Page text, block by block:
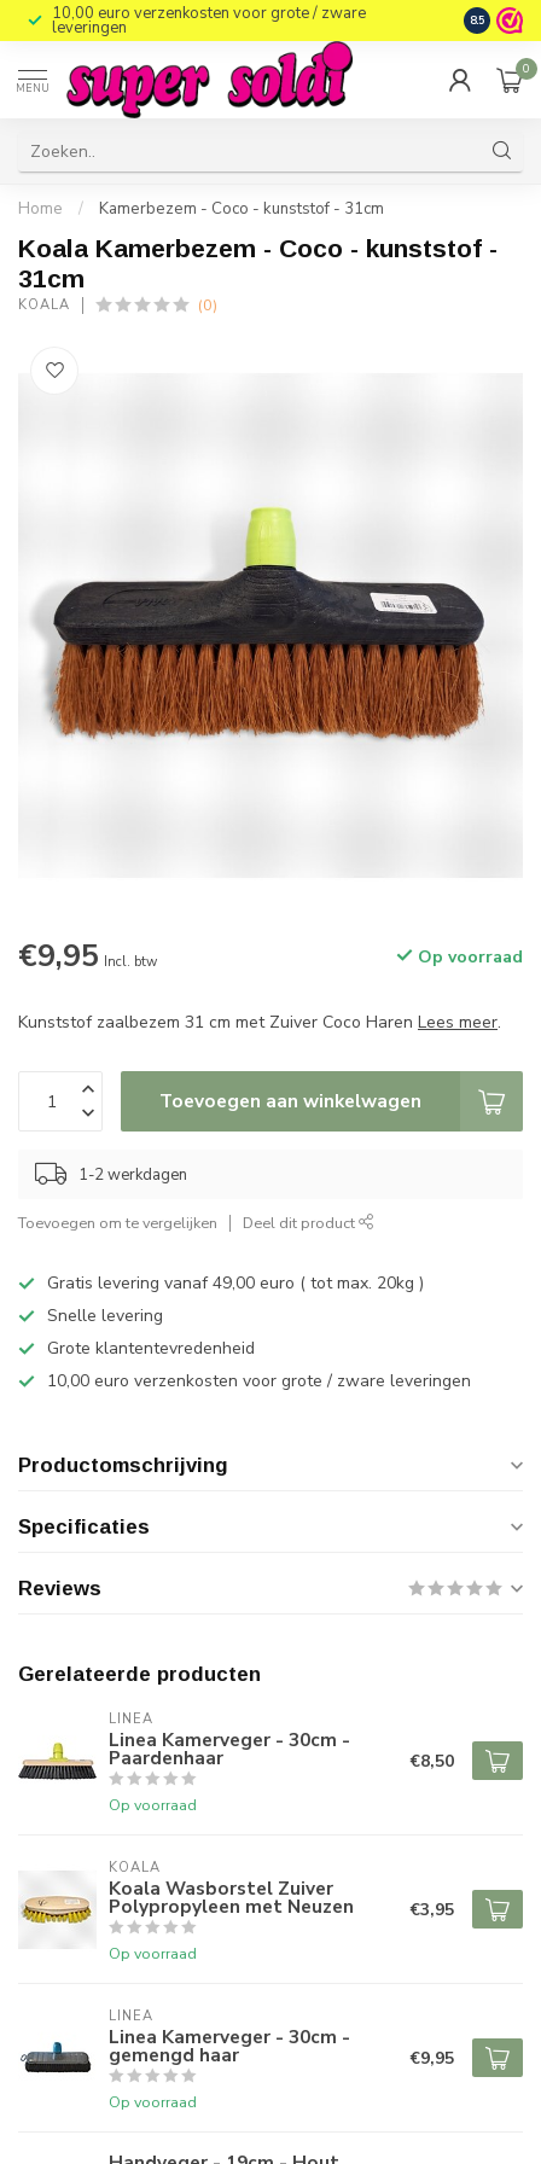
10,00 euro verzenkosten voor grote / zware
leveringen 8.5
MENU
0
Home / Kamerbezem - Coco - kunststof - 31cm
Koala Kamerbezem - Coco - kunststof -
31cm
KOALA (0)
€9,95 Incl. btw Op voorraad
Kunststof zaalbezem 31 cm met Zuiver Coco Haren Lees meer.
Toevoegen aan winkelwagen
1-2 werkdagen
Toevoegen om te vergelijken Deel dit product
Gratis levering vanaf 49,00 euro ( tot max. 20kg )
Snelle levering
Grote klantentevredenheid
10,00 euro verzenkosten voor grote / zware leveringen
Productomschrijving
Specificaties
Reviews
Gerelateerde producten
LINEA
Linea Kamerveger - 30cm -
Paardenhaar
Op voorraad
€8,50
KOALA
Koala Wasborstel Zuiver
Polypropyleen met Neuzen
Op voorraad
€3,95
LINEA
Linea Kamerveger - 30cm -
gemengd haar
Op voorraad
€9,95